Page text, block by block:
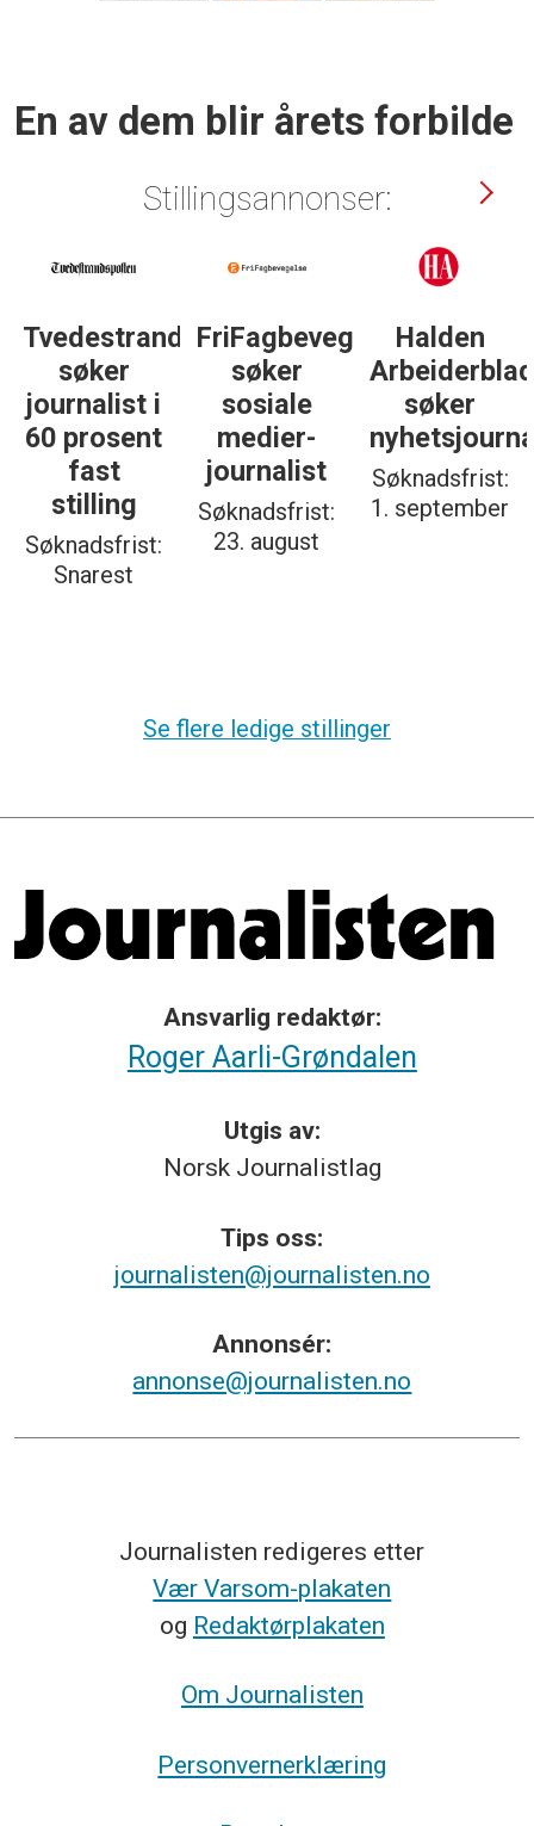
En av dem blir årets forbilde
Stillingsannonser:
Tvedestrandsposten
søker
journalist i
60 prosent
fast
stilling
Søknadsfrist:
Snarest
FriFagbevegelse
søker
sosiale
medier-
journalist
Søknadsfrist:
23. august
Halden
Arbeiderblad
søker
Søknadsfrist:
1. september
Se flere ledige stillinger
Ansvarlig redaktør:
Roger Aarli-Grøndalen
Utgis av:
Norsk Journalistlag
Tips oss:
journalisten@journalisten.no
Annonsér:
annonse@journalisten.no
Journalisten redigeres etter
Vær Varsom-plakaten
og Redaktørplakaten
Om Journalisten
Personvernerklæring